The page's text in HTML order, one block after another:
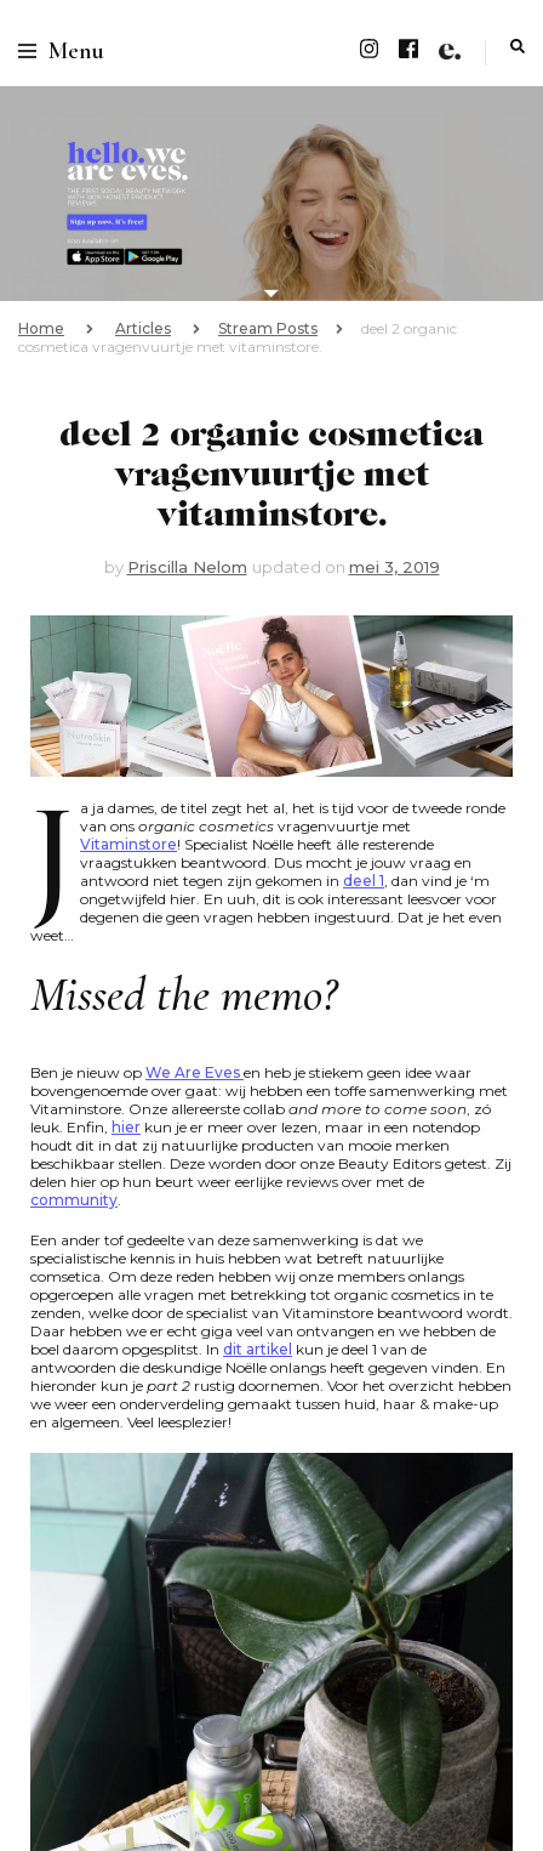
Menu
Home Articles Stream Posts
deel 2 organic
cosmetica vragenvuurtje met vitaminstore.
deel 2 organic cosmetica
vragenvuurtje met
vitaminstore.
by Priscilla Nelom updated on mei 3, 2019
J a ja dames, de titel zegt het al, het is tijd voor de tweede ronde
van ons organic cosmetics vragenvuurtje met
Vitaminstore! Specialist Noëlle heeft álle resterende
vraagstukken beantwoord. Dus mocht je jouw vraag en
antwoord niet tegen zijn gekomen in deel 1 , dan vind je ‘m
ongetwijfeld hier. En uuh, dit is ook interessant leesvoer voor
degenen die geen vragen hebben ingestuurd. Dat je het even
weet…
Missed the memo?
Ben je nieuw op We Are Eves en heb je stiekem geen idee waar
bovengenoemde over gaat: wij hebben een toffe samenwerking met
Vitaminstore. Onze allereerste collab and more to come soon, zó
leuk. Enfin, hier kun je er meer over lezen, maar in een notendop
houdt dit in dat zij natuurlijke producten van mooie merken
beschikbaar stellen. Deze worden door onze Beauty Editors getest. Zij
delen hier op hun beurt weer eerlijke reviews over met de
community.
Een ander tof gedeelte van deze samenwerking is dat we
specialistische kennis in huis hebben wat betreft natuurlijke
comsetica. Om deze reden hebben wij onze members onlangs
opgeroepen alle vragen met betrekking tot organic cosmetics in te
zenden, welke door de specialist van Vitaminstore beantwoord wordt.
Daar hebben we er echt giga veel van ontvangen en we hebben de
boel daarom opgesplitst. In dit artikel kun je deel 1 van de
antwoorden die deskundige Noëlle onlangs heeft gegeven vinden. En
hieronder kun je part 2 rustig doornemen. Voor het overzicht hebben
we weer een onderverdeling gemaakt tussen huid, haar & make-up
en algemeen. Veel leesplezier!